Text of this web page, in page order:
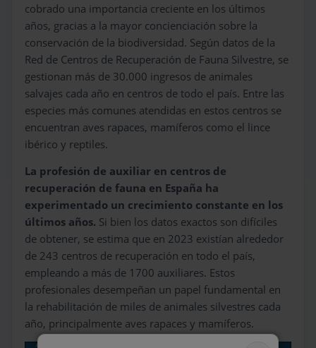
cobrado una importancia creciente en los últimos
años, gracias a la mayor concienciación sobre la
conservación de la biodiversidad. Según datos de la
Red de Centros de Recuperación de Fauna Silvestre, se
gestionan más de 30.000 ingresos de animales
salvajes cada año en centros de todo el país. Entre las
especies más comunes atendidas en estos centros se
encuentran aves rapaces, mamíferos como el lince
ibérico y reptiles.
La profesión de auxiliar en centros de
recuperación de fauna en España ha
experimentado un crecimiento constante en los
últimos años. Si bien los datos exactos son difíciles
de obtener, se estima que en 2023 existían alrededor
de 243 centros de recuperación en todo el país,
empleando a más de 1700 auxiliares. Estos
profesionales desempeñan un papel fundamental en
la rehabilitación de miles de animales silvestres cada
año, principalmente aves rapaces y mamíferos.